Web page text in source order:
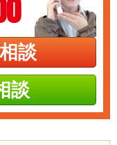
談
談